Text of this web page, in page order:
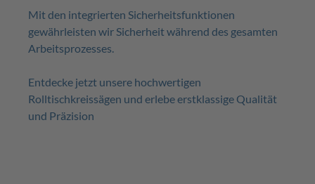
Mit den integrierten Sicherheitsfunktionen
gewährleisten wir Sicherheit während des gesamten
Arbeitsprozesses.
Entdecke jetzt unsere hochwertigen
Rolltischkreissägen und erlebe erstklassige Qualität
und Präzision